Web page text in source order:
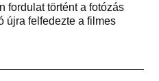
fordulat történt a fotózás
újra felfedezte a filmes